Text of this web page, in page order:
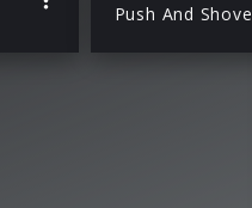
Push And Shove